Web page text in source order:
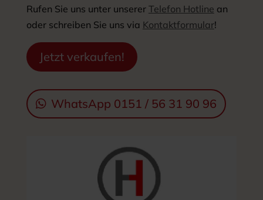
Rufen Sie uns unter unserer Telefon Hotline an
oder schreiben Sie uns via Kontaktformular!
Jetzt verkaufen!
WhatsApp 0151 / 56 31 90 96